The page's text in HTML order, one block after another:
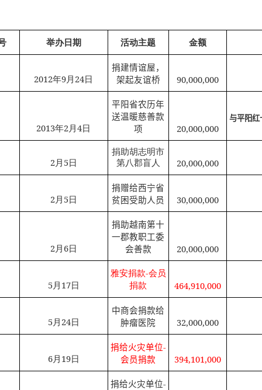
举办日期 活动主题 金额
2012年9月 24日
捐建情谊屋，
架起友谊桥
90,000,000
2013年2月4日
平阳省农历年
送温暖慈善款
项
20,000,000
与平阳
2月 5日
捐助胡志明市
第八郡盲人
20,000,000
2月 5日
捐赠给西宁省
贫困受助人员
30,000,000
2月 6日
捐助越南第十
一郡教职工委
会善款
20,000,000
5月 17日
雅安捐款-会员
捐款
464,910,000
5月 24日
中商会捐款给
肿瘤医院
32,000,000
6月 19日
捐给火灾单位-
会员捐款
394,101,000
捐给火灾单位-